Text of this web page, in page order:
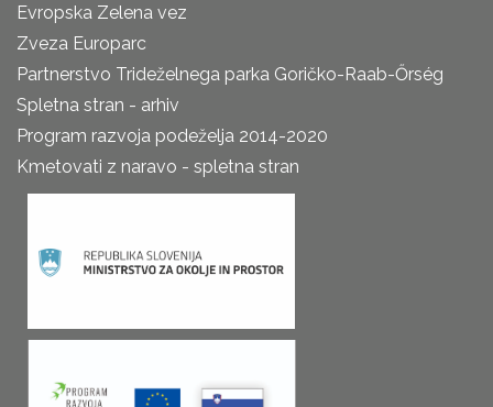
Evropska Zelena vez
Zveza Europarc
Partnerstvo Trideželnega parka Goričko-Raab-Őrség
Spletna stran - arhiv
Program razvoja podeželja 2014-2020
Kmetovati z naravo - spletna stran